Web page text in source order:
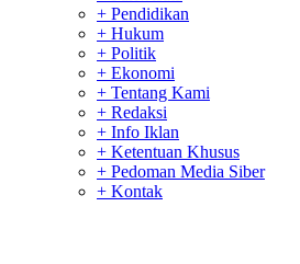
+ Pendidikan
+ Hukum
+ Politik
+ Ekonomi
+ Tentang Kami
+ Redaksi
+ Info Iklan
+ Ketentuan Khusus
+ Pedoman Media Siber
+ Kontak